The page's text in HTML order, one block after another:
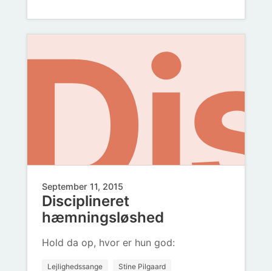
September 11, 2015
Disciplineret
hæmningsløshed
Hold da op, hvor er hun god:
Lejlighedssange Stine Pilgaard